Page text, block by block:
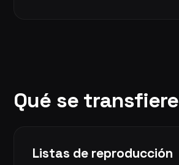
Qué se transfiere
Listas de reproducción